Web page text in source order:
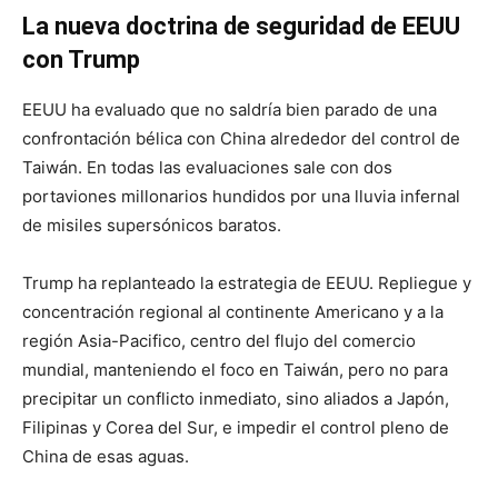
La nueva doctrina de seguridad de EEUU
con Trump
EEUU ha evaluado que no saldría bien parado de una
confrontación bélica con China alrededor del control de
Taiwán. En todas las evaluaciones sale con dos
portaviones millonarios hundidos por una lluvia infernal
de misiles supersónicos baratos.
Trump ha replanteado la estrategia de EEUU. Repliegue y
concentración regional al continente Americano y a la
región Asia-Pacifico, centro del flujo del comercio
mundial, manteniendo el foco en Taiwán, pero no para
precipitar un conflicto inmediato, sino aliados a Japón,
Filipinas y Corea del Sur, e impedir el control pleno de
China de esas aguas.